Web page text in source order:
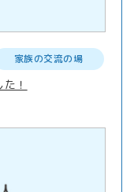
家族の交流の場
！